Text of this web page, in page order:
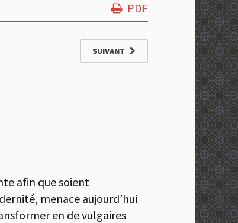
PDF
SUIVANT
afin que soient
menace aujourd’hui
en de vulgaires